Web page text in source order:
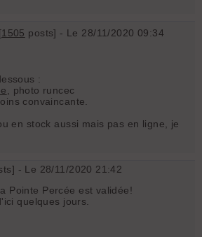
[1505 posts] - Le 28/11/2020 09:34
:
, photo runcec
convaincante.
en stock aussi mais pas en ligne, je
- Le 28/11/2020 21:42
Pointe Percée est validée!
quelques jours.